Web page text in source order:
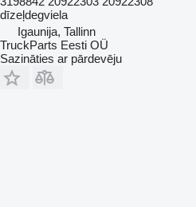
dīzeļdegviela
Igaunija, Tallinn
TruckParts Eesti OÜ
Sazināties ar pārdevēju